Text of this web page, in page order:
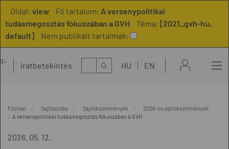
Oldal: view Fő tartalom: A versenypolitikai
tudásmegosztás fókuszában a GVH
Téma: [2021_gvh-hu,
default]
Nem publikált tartalmak:
Iratbetekintés Kereső HU EN
Főoldal Sajtószoba Sajtóközlemények
2026-os sajtóközlemények
A versenypolitikai tudásmegosztás fókuszában a GVH
2026. 05. 12.